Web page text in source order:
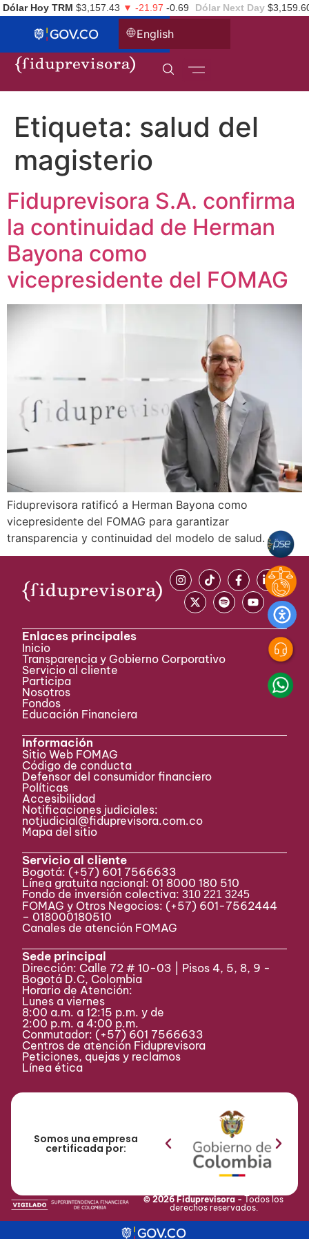
Dólar Hoy TRM $3,157.43 ▼ -21.97 -0.69 Dólar Next Day
English
Etiqueta: salud del
magisterio
Fiduprevisora S.A. confirma
la continuidad de Herman
Bayona como
vicepresidente del FOMAG
Fiduprevisora ratificó a Herman Bayona como
vicepresidente del FOMAG para garantizar
transparencia y continuidad del modelo de salud.
Enlaces principales
Inicio
Transparencia y Gobierno Corporativo
Servicio al cliente
Participa ​
Nosotros
Fondos
Educación Financiera
Información
Sitio Web FOMAG
Código de conducta
Defensor del consumidor financiero
Políticas
Accesibilidad
Notificaciones judiciales:
notjudicial@fiduprevisora.com.co
Mapa del sitio
Servicio al cliente
Bogotá: (+57) 601 7566633
Línea gratuita nacional: 01 8000 180 510
Fondo de inversión colectiva:310 221 3245
FOMAG y Otros Negocios: (+57) 601-7562444
– 018000180510
Canales de atención FOMAG
Sede principal
Dirección: Calle 72 # 10-03 | Pisos 4, 5, 8, 9 -
Bogotá D.C, Colombia
Horario de Atención:
Lunes a viernes
8:00 a.m. a 12:15 p.m. y de
2:00 p.m. a 4:00 p.m.
Conmutador: (+57) 601 7566633
Centros de atención Fiduprevisora
Peticiones, quejas y reclamos
Línea ética
Somos una empresa
certificada por:
© 2026 Fiduprevisora -Todos los
derechos reservados.